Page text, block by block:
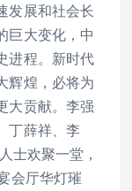
发展和社会长
巨大变化，中
进程。新时代
辉煌，必将为
大贡献。李强
丁薛祥、李
士欢聚一堂，
会厅华灯璀